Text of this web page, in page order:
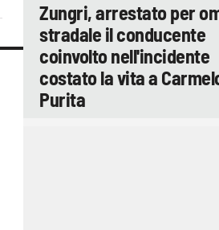
Zungri, arrestato per
stradale il conducente
coinvolto nell'incidente
costato la vita a
Purita
lacplay.it
lactv.it
laconair.it
lacitymag.it